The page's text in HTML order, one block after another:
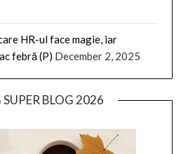
HR-ul face magie, iar
febră (P) December 2, 2025
SUPER BLOG 2026